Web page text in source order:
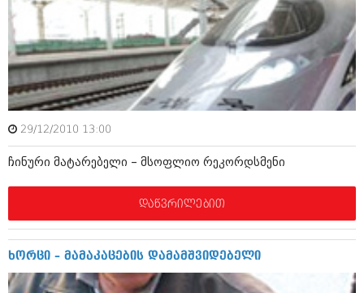
აპრილი 2012 (294)
მარტი 2012 (259)
თებერვალი 2012 (376)
იანვარი 2012 (322)
ნოემბერი 2011 (471)
ოქტომბერი 2011 (754)
სექტემბერი 2011 (407)
აგვისტო 2011 (249)
ივლისი 2011 (400)
ივნისი 2011 (438)
მარტი 2011 (654)
იანვარი 2011 (647)
(157)
დეკემბერი 2010 (881)
ნოემბერი 2010 (422)
29/12/2010 13:00
ჩინური მატარებელი – მსოფლიო რეკორდსმენი
დაწვრილებით
ხორცი – მამაკაცების დამამშვიდებელი